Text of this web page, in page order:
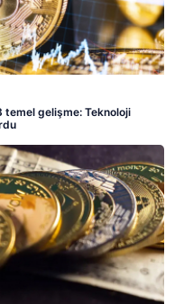
temel gelişme: Teknoloji